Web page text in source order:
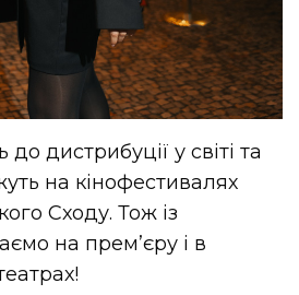
дистрибуції у світі та
на кінофестивалях
Сходу. Тож із
на прем’єру і в